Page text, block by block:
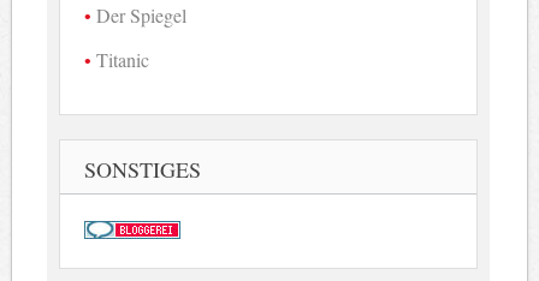
Der Spiegel
Titanic
SONSTIGES